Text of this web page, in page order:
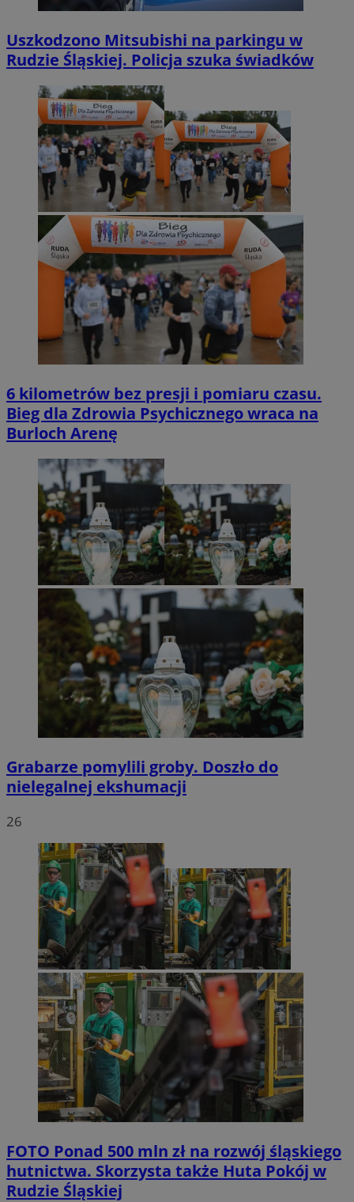
Uszkodzono Mitsubishi na parkingu w
Rudzie Śląskiej. Policja szuka świadków
6 kilometrów bez presji i pomiaru czasu.
Bieg dla Zdrowia Psychicznego wraca na
Burloch Arenę
Grabarze pomylili groby. Doszło do
nielegalnej ekshumacji
26
FOTO Ponad 500 mln zł na rozwój śląskiego
hutnictwa. Skorzysta także Huta Pokój w
Rudzie Śląskiej